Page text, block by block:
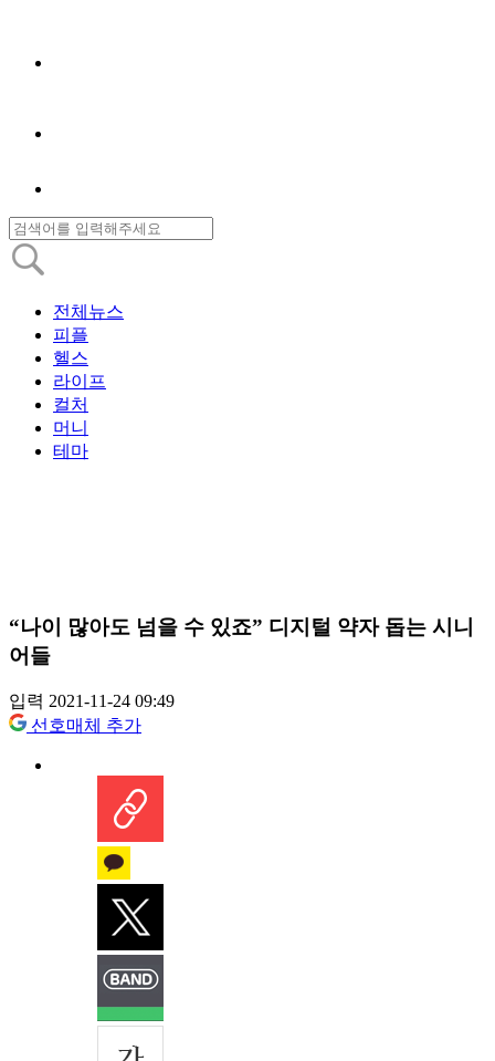
전체뉴스
피플
헬스
라이프
컬처
머니
테마
“나이 많아도 넘을 수 있죠” 디지털 약자 돕는 시니
어들
입력 2021-11-24 09:49
선호매체 추가